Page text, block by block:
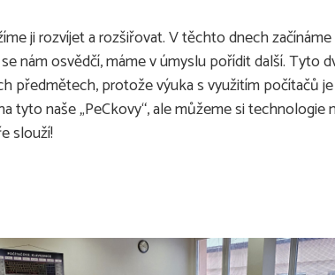
ji rozvíjet a rozšiřovat. V těchto dnech
nám osvědčí, máme v úmyslu pořídit další. Tyto
předmětech, protože výuka s využitím počítačů
tyto naše „PeCkovy“, ale můžeme si technologie
slouží!